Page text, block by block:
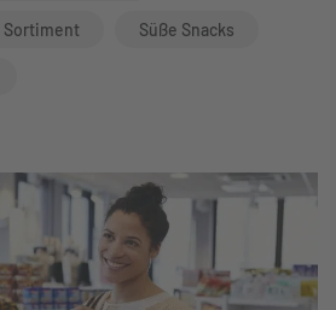
Sortiment Süße Snacks